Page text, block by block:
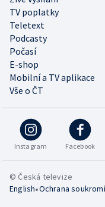
TV poplatky
Teletext
Podcasty
Počasí
E-shop
Mobilní a TV aplikace
Vše o ČT
Instagram Facebook
© Česká televize
English•Ochrana soukromí